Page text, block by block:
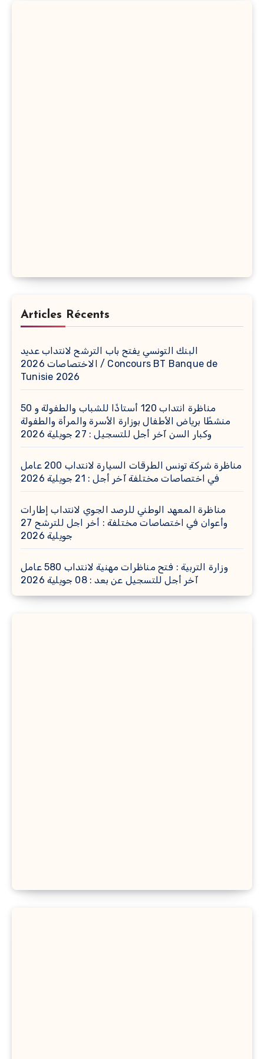
Articles Récents
البنك التونسي يفتح باب الترشح لانتداب عديد
الاختصاصات 2026 / Concours BT Banque de
Tunisie 2026
مناظرة انتداب 120 أستاذًا للشباب والطفولة و 50
منشطًا برياض الأطفال بوزارة الأسرة والمرأة والطفولة
وكبار السن آخر أجل للتسجيل : 27 جويلية 2026
مناظرة شركة تونس الطرقات السيارة لانتداب 200 عامل
في اختصاصات مختلفة آخر أجل : 21 جويلية 2026
مناظرة المعهد الوطني للرصد الجوي لانتداب إطارات
وأعوان في اختصاصات مختلفة : أخر اجل للترشح 27
جويلية 2026
وزارة التربية : فتح مناظرات مهنية لانتداب 580 عامل
آخر أجل للتسجيل عن بعد : 08 جويلية 2026